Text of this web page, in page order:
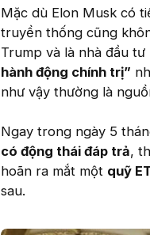
Mặc dù Elon Musk có
truyền thống cũng
Trump và là nhà đầu
hành động chính trị”
như vậy thường là
Ngay trong ngày 5
có động thái đáp trả,
hoãn ra mắt một quỹ
sau.